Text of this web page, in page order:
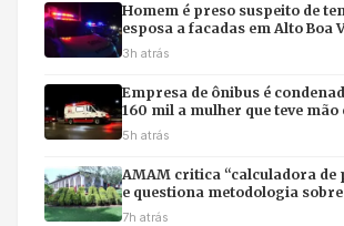
Homem é preso suspeito de
esposa a facadas em Alto Boa
3h atrás
Empresa de ônibus é
160 mil a mulher que teve mão
acidente
5h atrás
AMAM critica “calculadora de
e questiona metodologia
magistratura
7h atrás